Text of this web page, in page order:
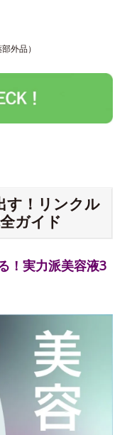
外品）
す！リンクル
ガイド
！実力派美容液3